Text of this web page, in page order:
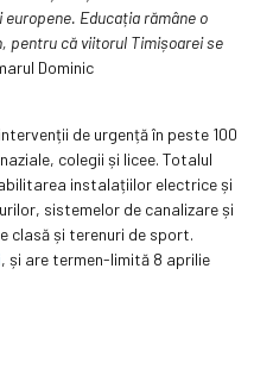
Educația rămâne o
pentru că viitorul Timișoarei se
Dominic
de urgență în peste 100
colegii și licee. Totalul
instalațiilor electrice și
sistemelor de canalizare și
clasă și terenuri de sport.
, și are termen-limită 8 aprilie